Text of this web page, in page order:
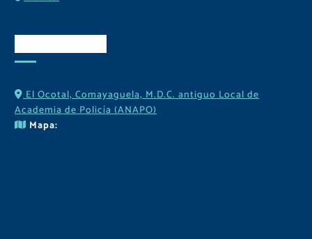
El Ocotal, Comayaguela, M.D.C. antiguo Local de
Academia de Policía (ANAPO)
Mapa: